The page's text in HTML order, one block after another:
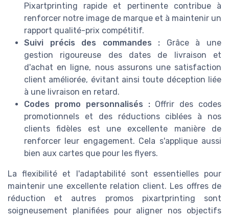
Pixartprinting rapide et pertinente contribue à
renforcer notre image de marque et à maintenir un
rapport qualité-prix compétitif.
Suivi précis des commandes : Grâce à une
gestion rigoureuse des dates de livraison et
d'achat en ligne, nous assurons une satisfaction
client améliorée, évitant ainsi toute déception liée
à une livraison en retard.
Codes promo personnalisés :Offrir des codes
promotionnels et des réductions ciblées à nos
clients fidèles est une excellente manière de
renforcer leur engagement. Cela s'applique aussi
bien aux cartes que pour les flyers.
La flexibilité et l'adaptabilité sont essentielles pour
maintenir une excellente relation client. Les offres de
réduction et autres promos pixartprinting sont
soigneusement planifiées pour aligner nos objectifs